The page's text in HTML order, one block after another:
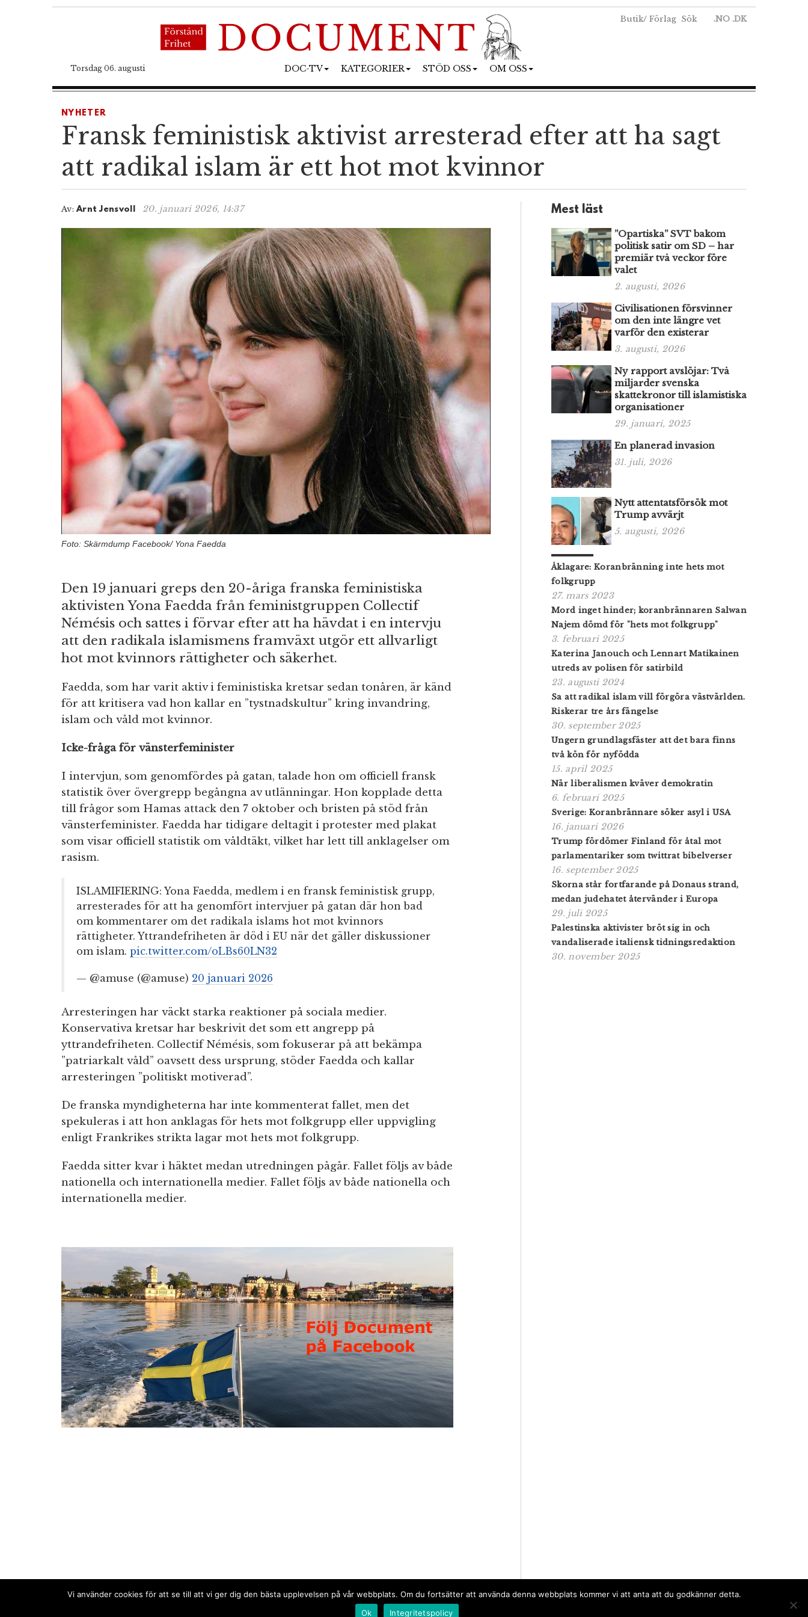
Butik/ Förlag Sök .NO .DK
Torsdag 06. augusti DOC-TV KATEGORIER STÖD OSS OM OSS
NYHETER
Fransk feministisk aktivist arresterad efter att ha sagt
att radikal islam är ett hot mot kvinnor
Av: Arnt Jensvoll 20. januari 2026, 14:37
Foto: Skärmdump Facebook/ Yona Faedda
Den 19 januari greps den 20-åriga franska feministiska
aktivisten Yona Faedda från feministgruppen Collectif
Némésis och sattes i förvar efter att ha hävdat i en intervju
att den radikala islamismens framväxt utgör ett allvarligt
hot mot kvinnors rättigheter och säkerhet.
Faedda, som har varit aktiv i feministiska kretsar sedan tonåren, är känd
för att kritisera vad hon kallar en ”tystnadskultur” kring invandring,
islam och våld mot kvinnor.
Icke-fråga för vänsterfeminister
I intervjun, som genomfördes på gatan, talade hon om officiell fransk
statistik över övergrepp begångna av utlänningar. Hon kopplade detta
till frågor som Hamas attack den 7 oktober och bristen på stöd från
vänsterfeminister. Faedda har tidigare deltagit i protester med plakat
som visar officiell statistik om våldtäkt, vilket har lett till anklagelser om
rasism.
ISLAMIFIERING: Yona Faedda, medlem i en fransk feministisk grupp,
arresterades för att ha genomfört intervjuer på gatan där hon bad
om kommentarer om det radikala islams hot mot kvinnors
rättigheter. Yttrandefriheten är död i EU när det gäller diskussioner
om islam. pic.twitter.com/oLBs60LN32
— @amuse (@amuse) 20 januari 2026
Arresteringen har väckt starka reaktioner på sociala medier.
Konservativa kretsar har beskrivit det som ett angrepp på
yttrandefriheten. Collectif Némésis, som fokuserar på att bekämpa
”patriarkalt våld” oavsett dess ursprung, stöder Faedda och kallar
arresteringen ”politiskt motiverad”.
De franska myndigheterna har inte kommenterat fallet, men det
spekuleras i att hon anklagas för hets mot folkgrupp eller uppvigling
enligt Frankrikes strikta lagar mot hets mot folkgrupp.
Faedda sitter kvar i häktet medan utredningen pågår. Fallet följs av både
nationella och internationella medier. Fallet följs av både nationella och
internationella medier.
Mest läst
”Opartiska” SVT bakom
politisk satir om SD – har
premiär två veckor före
valet
2. augusti, 2026
Civilisationen försvinner
om den inte längre vet
varför den existerar
3. augusti, 2026
Ny rapport avslöjar: Två
miljarder svenska
skattekronor till islamistiska
organisationer
29. januari, 2025
En planerad invasion
31. juli, 2026
Nytt attentatsförsök mot
Trump avvärjt
5. augusti, 2026
Åklagare: Koranbränning inte hets mot
folkgrupp
27. mars 2023
Mord inget hinder; koranbrännaren Salwan
Najem dömd för "hets mot folkgrupp"
3. februari 2025
Katerina Janouch och Lennart Matikainen
utreds av polisen för satirbild
23. augusti 2024
Sa att radikal islam vill förgöra västvärlden.
Riskerar tre års fängelse
30. september 2025
Ungern grundlagsfäster att det bara finns
två kön för nyfödda
15. april 2025
När liberalismen kväver demokratin
6. februari 2025
Sverige: Koranbrännare söker asyl i USA
16. januari 2026
Trump fördömer Finland för åtal mot
parlamentariker som twittrat bibelverser
16. september 2025
Skorna står fortfarande på Donaus strand,
medan judehatet återvänder i Europa
29. juli 2025
Palestinska aktivister bröt sig in och
vandaliserade italiensk tidningsredaktion
30. november 2025
Vi använder cookies för att se till att vi ger dig den bästa upplevelsen på vår webbplats. Om du fortsätter att använda denna webbplats kommer vi att anta att du godkänner detta.
Ok
Integritetspolicy